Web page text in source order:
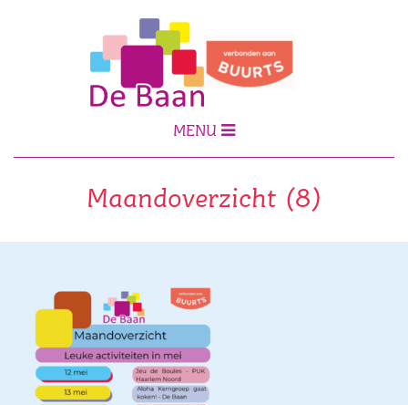
MENU
Maandoverzicht (8)